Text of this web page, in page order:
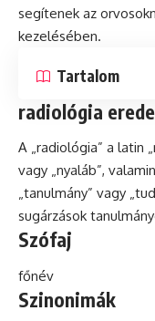
segítenek az
kezelésében.
Tartalom
radiológia
A „radiológia” a latin
vagy „nyaláb”,
„tanulmány” vagy
sugárzások
Szófaj
főnév
Szinonimák